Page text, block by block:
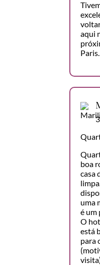
aqui
Paris.
boa
casa
uma
é um
O
está
para